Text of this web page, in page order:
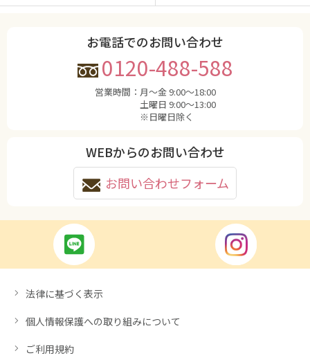
お電話でのお問い合わせ
0120-488-588
営業時間： 月〜金 9:00〜18:00
土曜日 9:00〜13:00
※日曜日除く
WEBからのお問い合わせ
お問い合わせフォーム
法律に基づく表示
個人情報保護への取り組みについて
ご利用規約